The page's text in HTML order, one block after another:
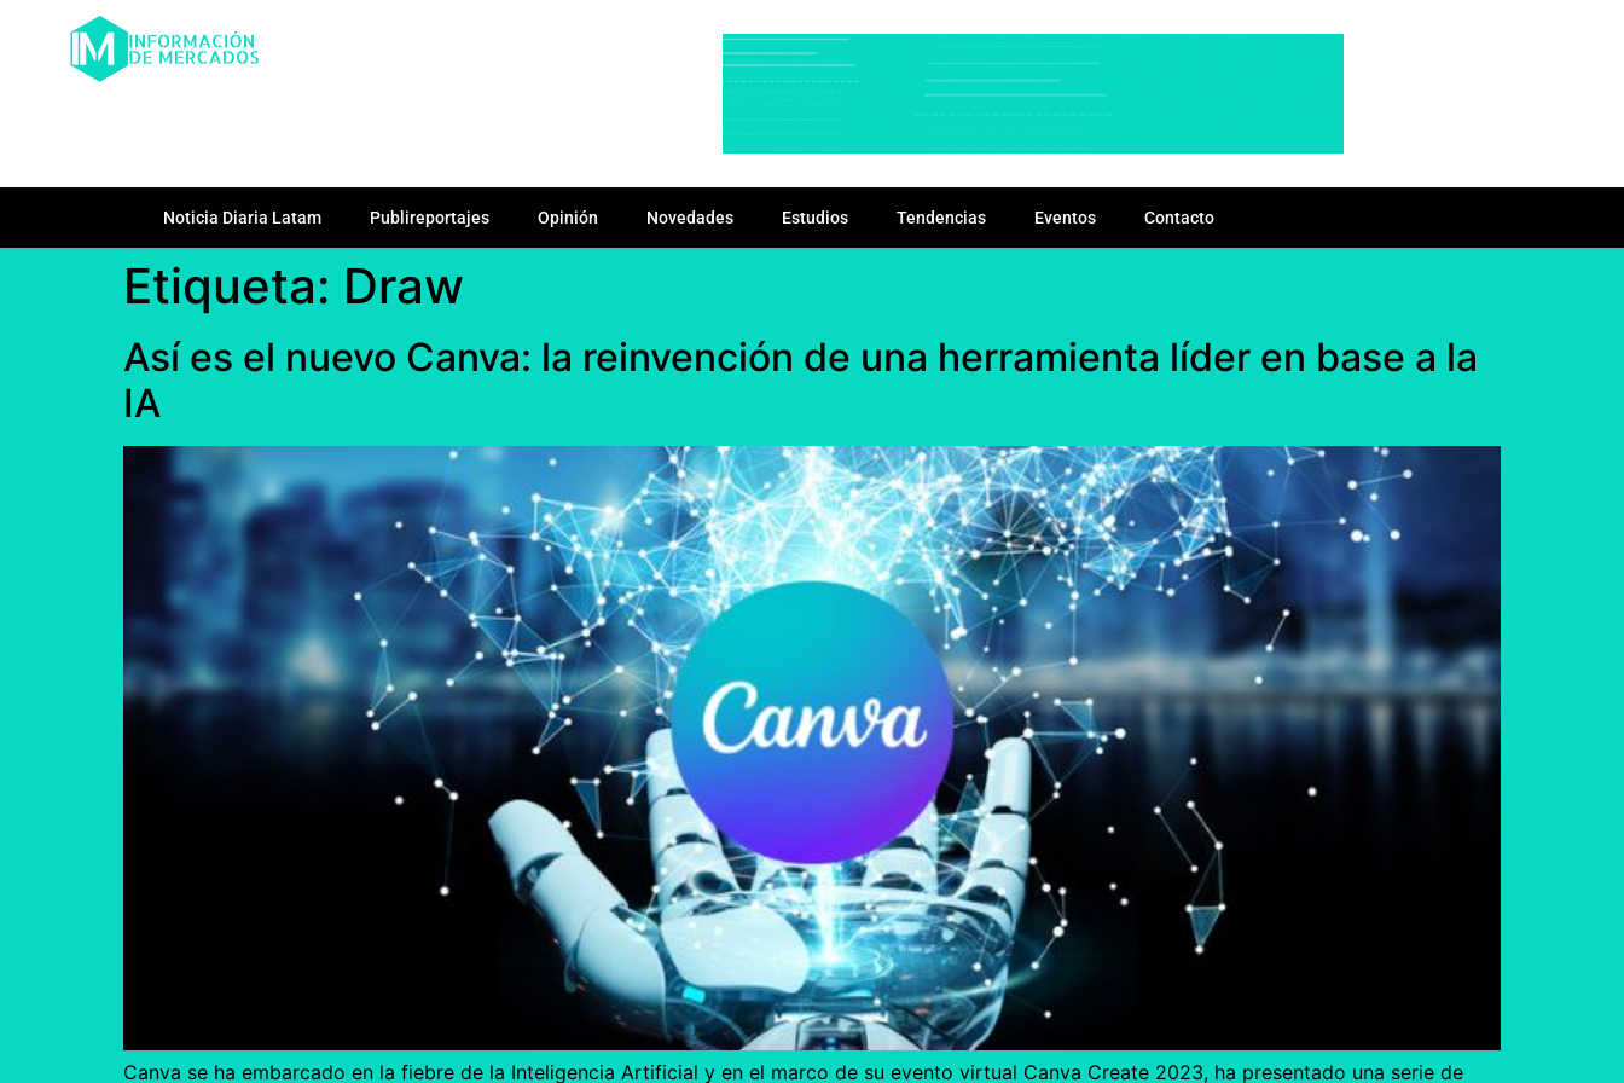
Noticia Diaria Latam Publireportajes Opinión Novedades Estudios Tendencias Eventos Contacto
Etiqueta: Draw
Así es el nuevo Canva: la reinvención de una herramienta líder en base a la
IA
Canva se ha embarcado en la fiebre de la Inteligencia Artificial y en el marco de su evento virtual Canva Create 2023, ha presentado una serie de